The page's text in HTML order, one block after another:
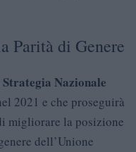
Parità di Genere
Strategia Nazionale
2021 e che proseguirà
migliorare la posizione
dell’Unione